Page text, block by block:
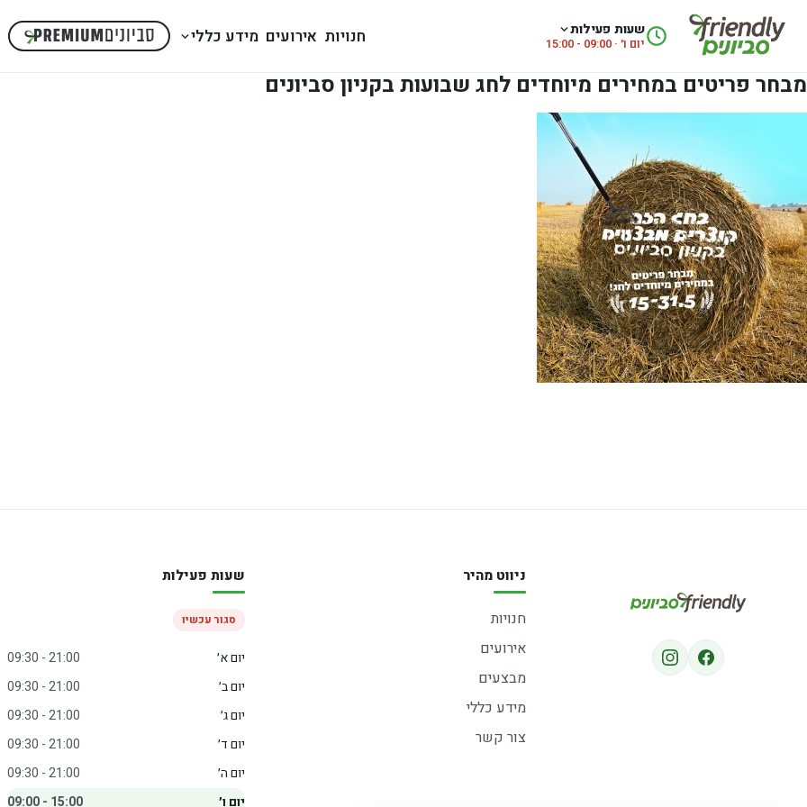
שעות פעילות
יום ו׳ · 09:00 - 15:00 חנויות אירועים מידע כללי
מבחר פריטים במחירים מיוחדים לחג שבועות בקניון סביונים
ניווט מהיר
חנויות
אירועים
מבצעים
מידע כללי
צור קשר
שעות פעילות
סגור עכשיו
יום א׳
09:30 - 21:00
יום ב׳
09:30 - 21:00
יום ג׳
09:30 - 21:00
יום ד׳
09:30 - 21:00
יום ה׳
09:30 - 21:00
יום ו׳
09:00 - 15:00